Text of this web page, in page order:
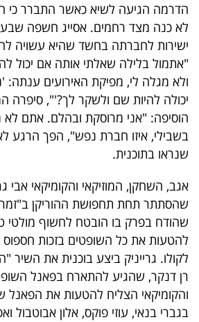
דרושים
ניוזלטרים
מייל
אדום
פרסמו
באייס
עקבו
אחרינו:
הדרמה הגיעה לשיא כאשר התברר כי
לא כנה מצד רחמים. אסייג חשפה
ישירות לחברתה בחשד שהיא עשויה
"אתמול בלילה שאלתי אותה אם יכול
ולא מגלה לי, מפיקת האירועים ענתה:
יכולה להיות שם ולשקר לך?'", סיפרה
הוסיפה: "אני מרוסקת ובהלם. אתם לא
בשבילי, איזו חברת נפש", הפך הרגע
שנראו בתוכנית.
אגב, השחקן, המוזיקאי והקומיקאי אבי
שהסתתר תחת תחפושת ההוריקן ב"זמר
שהודח בפרק בו הובטח לחשוף מולטי
להטעות את כל השופטים בזכות חספוס
לקולו. גרייניק ביצע בוכנית את
רן דנקר, שהגיע להתארח בפאנל
והקומיקאי הצליח להטעות את הפאנל
בגברי בנאי, עוזי פוקס, אלון אבוטבול